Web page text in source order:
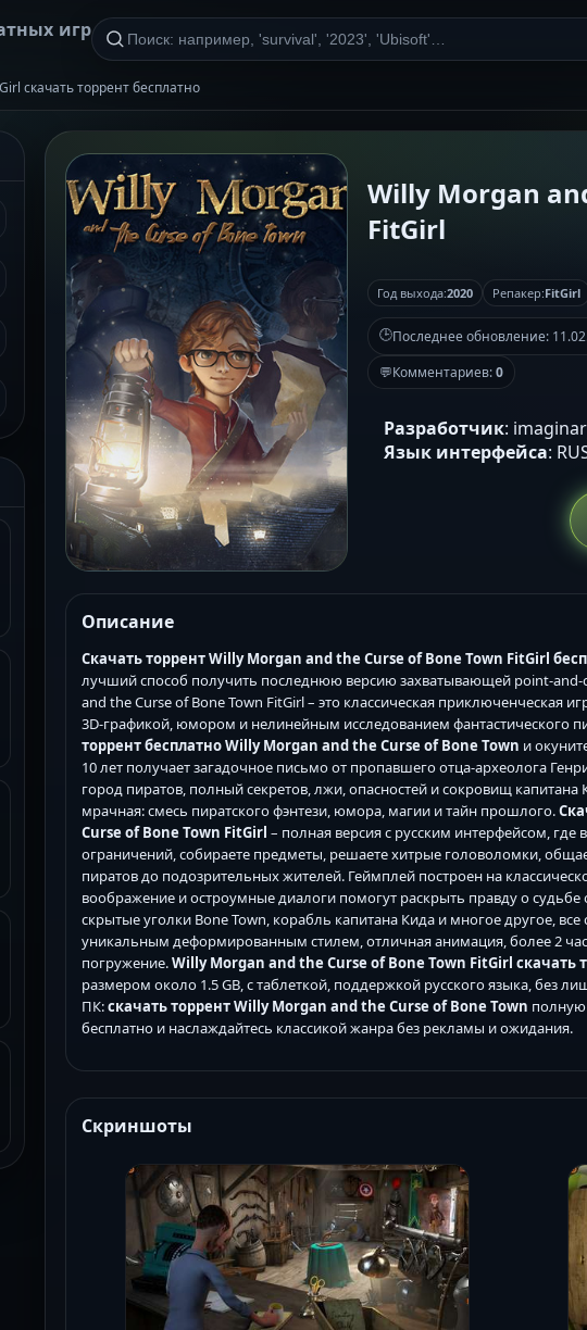
игр
скачать торрент бесплатно
Willy Morgan
FitGirl
Год выхода:2020 Репакер:FitGirl
🕒Последнее обновление:
💬Комментариев:0
Разработчик:
Язык интерфейса:
Описание
Скачать торрент Willy Morgan and the Curse of Bone Town FitGirl
лучший способ получить последнюю версию захватывающей point-and-
and the Curse of Bone Town FitGirl – это классическая приключенческая
3D-графикой, юмором и нелинейным исследованием фантастического
торрент бесплатно Willy Morgan and the Curse of Bone Town и
10 лет получает загадочное письмо от пропавшего отца-археолога
город пиратов, полный секретов, лжи, опасностей и сокровищ
мрачная: смесь пиратского фэнтези, юмора, магии и тайн прошлого.
Curse of Bone Town FitGirl – полная версия с русским интерфейсом,
ограничений, собираете предметы, решаете хитрые головоломки,
пиратов до подозрительных жителей. Геймплей построен на
воображение и остроумные диалоги помогут раскрыть правду о
скрытые уголки Bone Town, корабль капитана Кида и многое другое,
уникальным деформированным стилем, отличная анимация, более 2
погружение.Willy Morgan and the Curse of Bone Town FitGirl скачать
размером около 1.5 GB, с таблеткой, поддержкой русского языка, без
ПК:скачать торрент Willy Morgan and the Curse of Bone Town
бесплатно и наслаждайтесь классикой жанра без рекламы и ожидания.
Скриншоты